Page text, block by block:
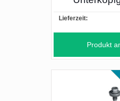
Lieferzeit:
Produkt